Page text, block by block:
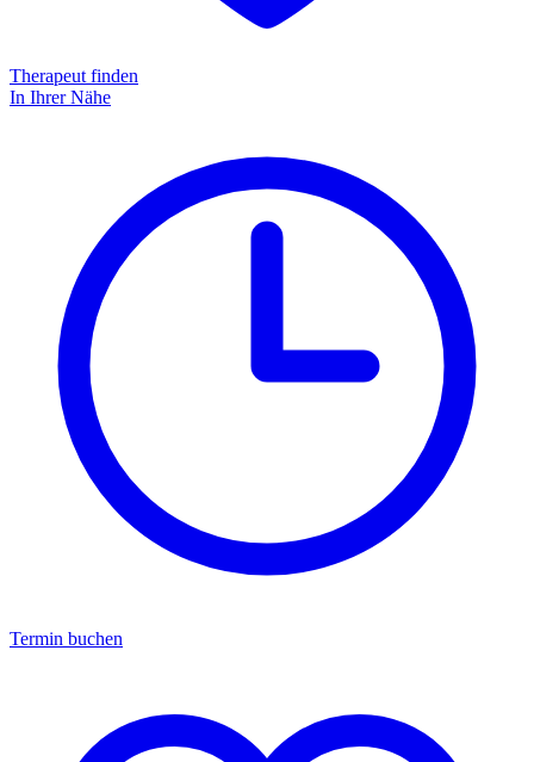
Therapeut finden
In Ihrer Nähe
Termin buchen